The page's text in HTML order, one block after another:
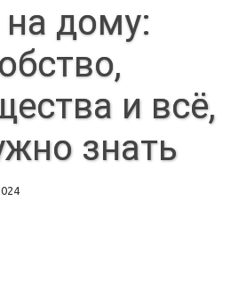
дому:
и всё,
знать